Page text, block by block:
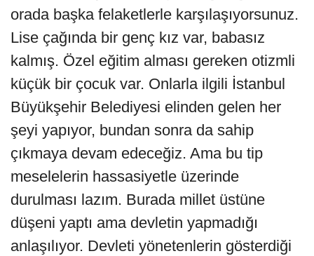
orada başka felaketlerle karşılaşıyorsunuz.
Lise çağında bir genç kız var, babasız
kalmış. Özel eğitim alması gereken otizmli
küçük bir çocuk var. Onlarla ilgili İstanbul
Büyükşehir Belediyesi elinden gelen her
şeyi yapıyor, bundan sonra da sahip
çıkmaya devam edeceğiz. Ama bu tip
meselelerin hassasiyetle üzerinde
durulması lazım. Burada millet üstüne
düşeni yaptı ama devletin yapmadığı
anlaşılıyor. Devleti yönetenlerin gösterdiği